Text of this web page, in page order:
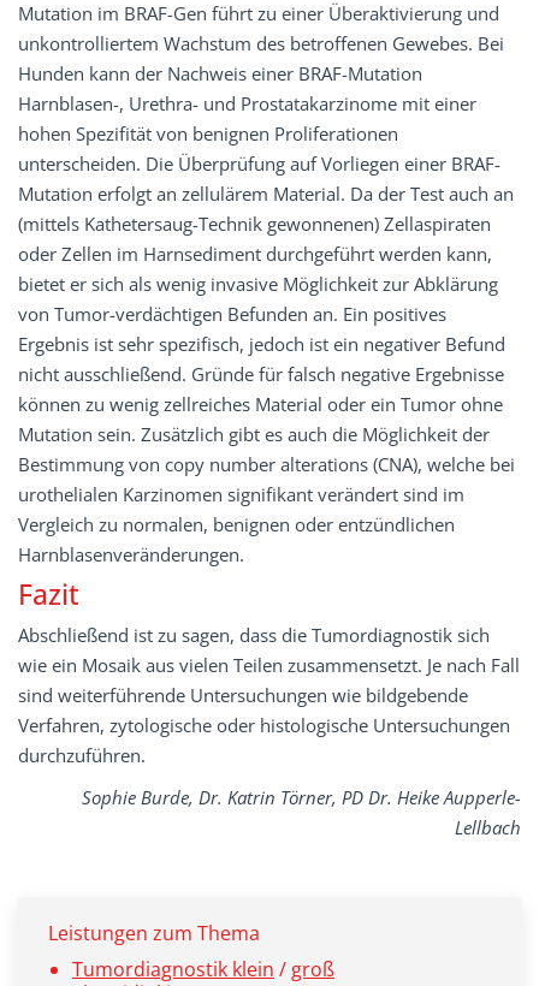
Mutation im BRAF-Gen führt zu einer Überaktivierung und
unkontrolliertem Wachstum des betroffenen Gewebes. Bei
Hunden kann der Nachweis einer BRAF-Mutation
Harnblasen-, Urethra- und Prostatakarzinome mit einer
hohen Spezifität von benignen Proliferationen
unterscheiden. Die Überprüfung auf Vorliegen einer BRAF-
Mutation erfolgt an zellulärem Material. Da der Test auch an
(mittels Kathetersaug-Technik gewonnenen) Zellaspiraten
oder Zellen im Harnsediment durchgeführt werden kann,
bietet er sich als wenig invasive Möglichkeit zur Abklärung
von Tumor-verdächtigen Befunden an. Ein positives
Ergebnis ist sehr spezifisch, jedoch ist ein negativer Befund
nicht ausschließend. Gründe für falsch negative Ergebnisse
können zu wenig zellreiches Material oder ein Tumor ohne
Mutation sein. Zusätzlich gibt es auch die Möglichkeit der
Bestimmung von copy number alterations (CNA), welche bei
urothelialen Karzinomen signifikant verändert sind im
Vergleich zu normalen, benignen oder entzündlichen
Harnblasenveränderungen.
Fazit
Abschließend ist zu sagen, dass die Tumordiagnostik sich
wie ein Mosaik aus vielen Teilen zusammensetzt. Je nach Fall
sind weiterführende Untersuchungen wie bildgebende
Verfahren, zytologische oder histologische Untersuchungen
durchzuführen.
Sophie Burde, Dr. Katrin Törner, PD Dr. Heike Aupperle-
Lellbach
Leistungen zum Thema
Tumordiagnostik klein / groß